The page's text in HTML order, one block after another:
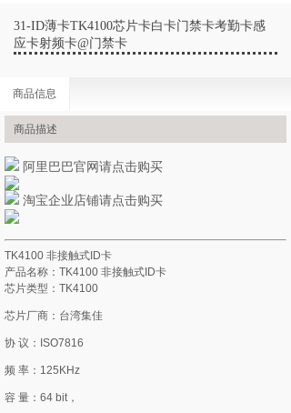
31-ID薄卡TK4100芯片卡白卡门禁卡考勤卡感
应卡射频卡@门禁卡
商品信息
商品描述
阿里巴巴官网请点击购买
淘宝企业店铺请点击购买
TK4100 非接触式ID卡
产品名称：TK4100 非接触式ID卡
芯片类型：TK4100
芯片厂商：台湾集佳
协 议：ISO7816
频 率：125KHz
容 量：64 bit，